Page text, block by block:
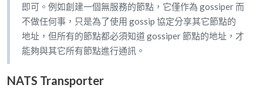
即可。例如創建一個無服務的節點，它僅作為 gossiper 而
不做任何事，只是為了使用 gossip 協定分享其它節點的
地址，但所有的節點都必須知道 gossiper 節點的地址，才
能夠與其它所有節點進行通訊。
NATS Transporter